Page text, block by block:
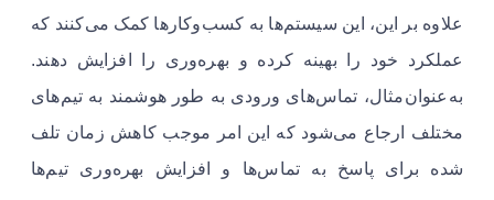
علاوه بر این، این سیستم‌ها به کسب‌وکارها کمک می‌کنند که
عملکرد خود را بهینه کرده و بهره‌وری را افزایش دهند.
به‌عنوان‌مثال، تماس‌های ورودی به طور هوشمند به تیم‌های
مختلف ارجاع می‌شود که این امر موجب کاهش زمان تلف
شده برای پاسخ به تماس‌ها و افزایش بهره‌وری تیم‌ها